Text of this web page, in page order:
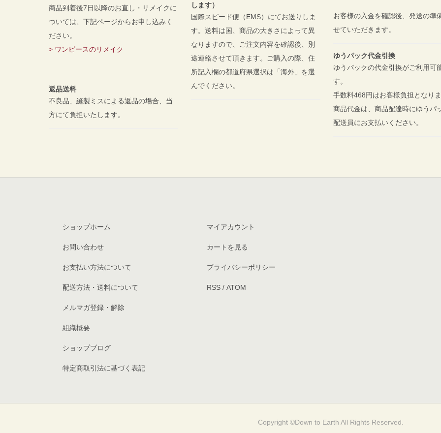
商品到着後7日以降のお直し・リメイクに
ついては、下記ページからお申し込みく
ださい。
> ワンピースのリメイク
返品送料
不良品、縫製ミスによる返品の場合、当
方にて負担いたします。
します）
国際スピード便（EMS）にてお送りしま
す。送料は国、商品の大きさによって異
なりますので、ご注文内容を確認後、別
途連絡させて頂きます。ご購入の際、住
所記入欄の都道府県選択は「海外」を選
んでください。
お客様の入金を確認後、発送の準
せていただきます。
ゆうパック代金引換
ゆうパックの代金引換がご利用可
す。
手数料468円はお客様負担となりま
商品代金は、商品配達時にゆうパ
配送員にお支払いください。
ショップホーム
お問い合わせ
お支払い方法について
配送方法・送料について
メルマガ登録・解除
組織概要
ショップブログ
特定商取引法に基づく表記
マイアカウント
カートを見る
プライバシーポリシー
RSS/ ATOM
Copyright ©Down to Earth All Rights Reserved.